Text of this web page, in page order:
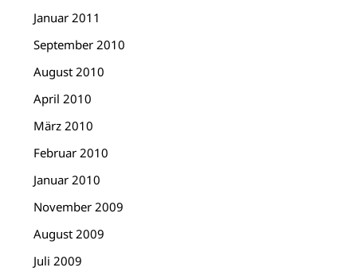
Januar 2011
September 2010
August 2010
April 2010
März 2010
Februar 2010
Januar 2010
November 2009
August 2009
Juli 2009